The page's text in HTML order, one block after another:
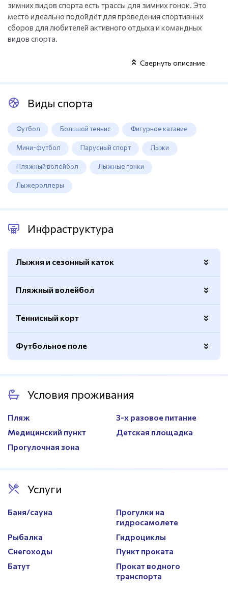
зимних видов спорта есть трассы для зимних гонок. Это
место идеально подойдёт для проведения спортивных
сборов для любителей активного отдыха и командных
видов спорта.
Свернуть описание
Виды спорта
Футбол Большой теннис Фигурное катание
Мини-футбол Парусный спорт Лыжи
Пляжный волейбол Лыжные гонки
Лыжероллеры
Инфраструктура
Лыжня и сезонный каток
Расположение
Сезонный каток на Волге
Пляжный волейбол
Размер
8х16м.
Теннисный корт
Покрытие
Хард
Размер
11х23м.
Футбольное поле
Система орошения
Есть
Условия проживания
Пляж
3-х разовое питание
Медицинский пункт
Детская площадка
Прогулочная зона
Услуги
Баня/сауна
Прогулки на
гидросамолете
Рыбалка
Гидроциклы
Снегоходы
Пункт проката
Батут
Прокат водного
транспорта